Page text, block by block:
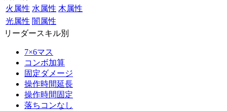
火属性 水属性 木属性
光属性 闇属性
リーダースキル別
7×6マス
コンボ加算
固定ダメージ
操作時間延長
操作時間固定
落ちコンなし